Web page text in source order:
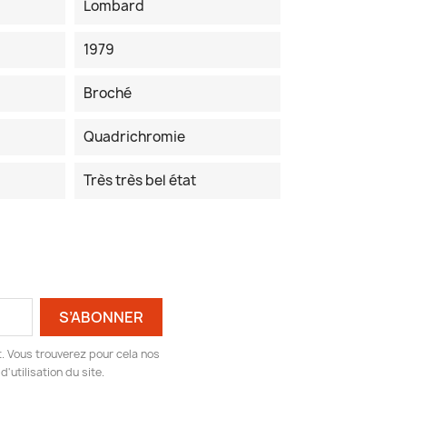
Lombard
1979
Broché
Quadrichromie
Très très bel état
Vous trouverez pour cela nos
du site.